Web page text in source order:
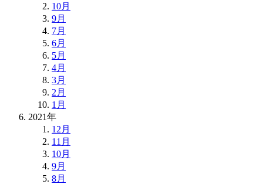
10月
9月
7月
6月
5月
4月
3月
2月
1月
2021年
12月
11月
10月
9月
8月